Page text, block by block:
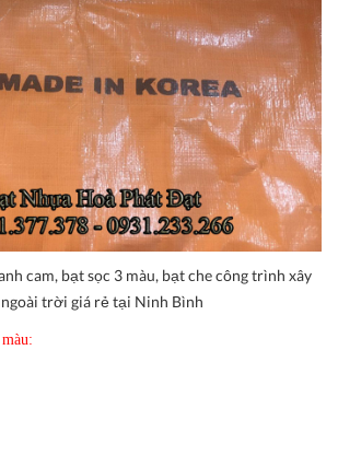
cam, bạt sọc 3 màu, bạt che công trình xây
trời giá rẻ tại Ninh Bình